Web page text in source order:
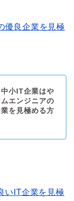
優良企業を見極
中小IT企業はや
エンジニアの
を見極める方
いIT企業を見極